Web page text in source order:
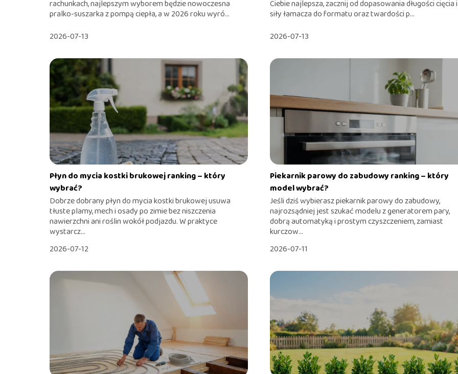
rachunkach, najlepszym wyborem będzie nowoczesna
pralko-suszarka z pompą ciepła, a w 2026 roku wyró...
2026-07-13
Ciebie najlepsza, zacznij od dopasowania długości cięcia i
siły łamacza do formatu oraz twardości p...
2026-07-13
Płyn do mycia kostki brukowej ranking – który
wybrać?
Dobrze dobrany płyn do mycia kostki brukowej usuwa
tłuste plamy, mech i osady po zimie bez niszczenia
nawierzchni ani roślin wokół podjazdu. W praktyce
wystarcz...
2026-07-12
Piekarnik parowy do zabudowy ranking – który
model wybrać?
Jeśli dziś wybierasz piekarnik parowy do zabudowy,
najrozsądniej jest szukać modelu z generatorem pary,
dobrą automatyką i prostym czyszczeniem, zamiast
kurczow...
2026-07-11